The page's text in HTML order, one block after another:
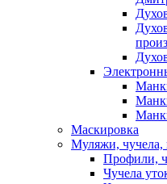
Маскировка
Муляжи, чучела,
Профили,
Чучела